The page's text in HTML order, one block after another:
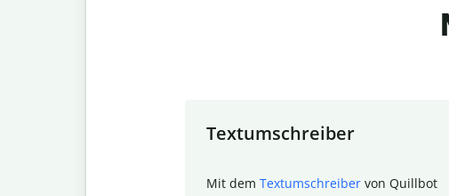
Textumschreiber
Mit dem Textumschreiber von Quillbot